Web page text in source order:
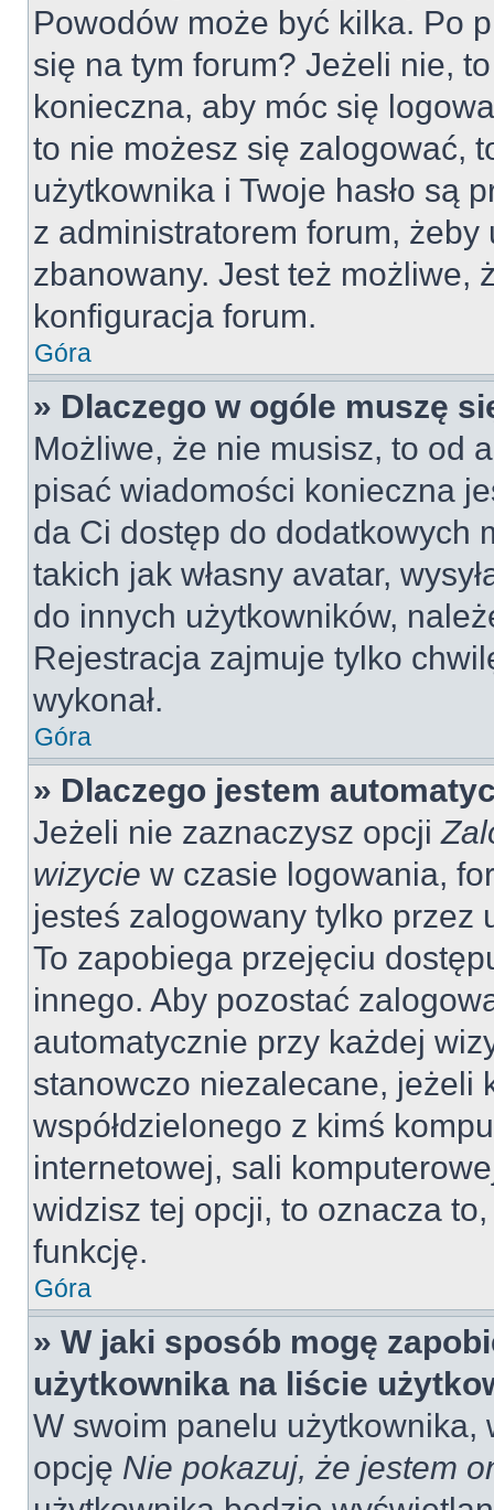
Powodów może być kilka. Po
się na tym forum? Jeżeli nie,
konieczna, aby móc się
to nie możesz się zalogować,
użytkownika i Twoje hasło są
z administratorem forum, żeby
zbanowany. Jest też możliwe,
konfiguracja forum.
Góra
» Dlaczego w ogóle muszę
Możliwe, że nie musisz, to od
pisać wiadomości konieczna
da Ci dostęp do dodatkowych
takich jak własny avatar,
do innych użytkowników,
Rejestracja zajmuje tylko
wykonał.
Góra
» Dlaczego jestem
Jeżeli nie zaznaczysz opcji
wizycie w czasie logowania,
jesteś zalogowany tylko przez
To zapobiega przejęciu
innego. Aby pozostać
automatycznie przy każdej
stanowczo niezalecane, jeżeli
współdzielonego z kimś
internetowej, sali
widzisz tej opcji, to oznacza
funkcję.
Góra
» W jaki sposób mogę
użytkownika na liście
W swoim panelu użytkownika,
opcję Nie pokazuj, że jestem